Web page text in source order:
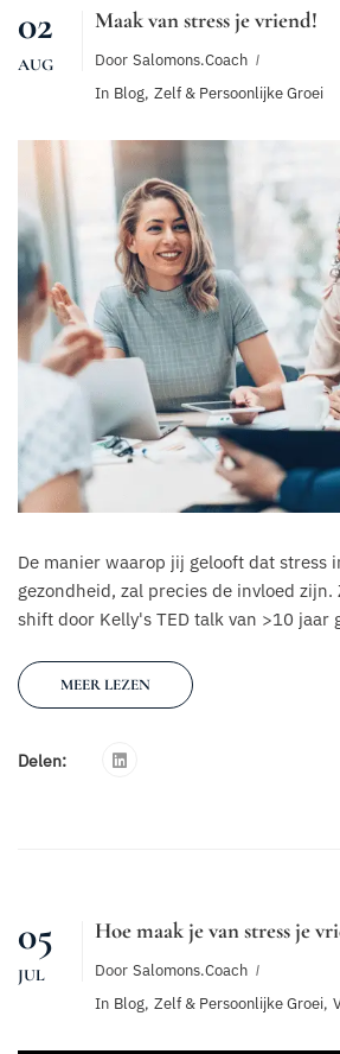
02
AUG
Maak van stress je vriend!
Door Salomons.coach
In Blog, Zelf & Persoonlijke Groei
De manier waarop jij gelooft dat stress
gezondheid, zal precies de invloed zijn.
shift door Kelly's TED talk van >10 jaar
MEER LEZEN
Delen:
05
JUL
Hoe maak je van stress je
Door Salomons.coach
In Blog, Zelf & Persoonlijke Groei,